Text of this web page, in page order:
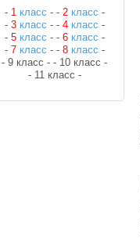
- 1 класс - - 2 класс -
- 3 класс - - 4класс -
- 5 класс - - 6класс -
- 7 класс - - 8 класс -
- 9 класс - - 10 класс -
- 11 класс -